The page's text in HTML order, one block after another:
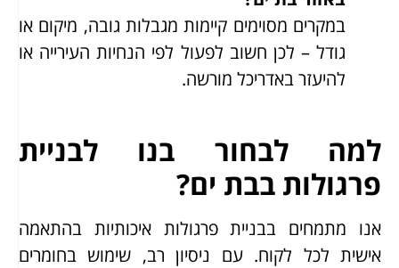
במקרים מסוימים קיימות מגבלות גובה, מיקום או
גודל – לכן חשוב לפעול לפי הנחיות העירייה או
להיעזר באדריכל מורשה.
למה לבחור בנו לבניית
פרגולות בבת ים?
אנו מתמחים בבניית פרגולות איכותיות בהתאמה
אישית לכל לקוח. עם ניסיון רב, שימוש בחומרים